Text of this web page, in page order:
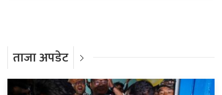
ताजा अपडेट